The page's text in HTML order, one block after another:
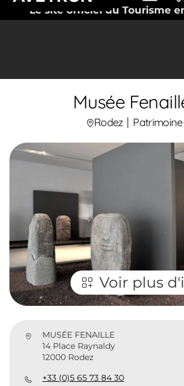
Le site officiel du Tourisme
Musée
Rodez Patrimoine
Voir plus
MUSÉE FENAILLE
14 Place Raynaldy
12000 Rodez
+33 (0)5 65 73 84 30